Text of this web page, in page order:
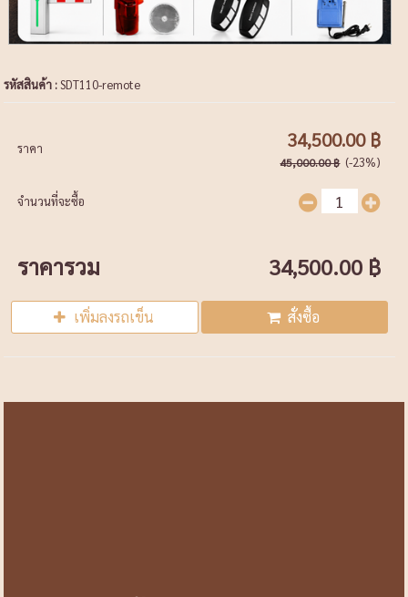
รหัสสินค้า :SDT110-remote
ราคา 34,500.00 ฿
45,000.00 ฿ (-23%)
จำนวนที่จะซื้อ
ราคารวม 34,500.00 ฿
เพิ่มลงรถเข็น สั่งซื้อ